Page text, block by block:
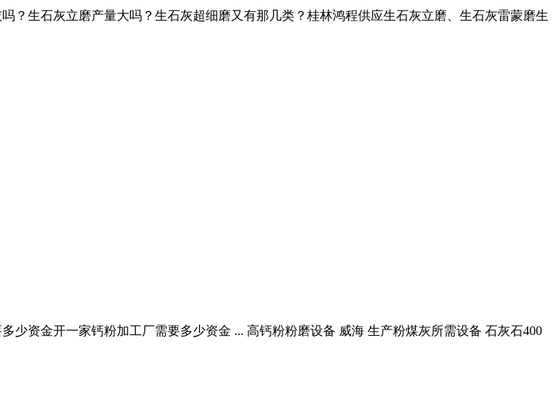
？生石灰立磨产量大吗？生石灰超细磨又有那几类？桂林鸿程供应生石灰立磨、生石灰雷蒙磨生
资金开一家钙粉加工厂需要多少资金 ... 高钙粉粉磨设备 威海 生产粉煤灰所需设备 石灰石400